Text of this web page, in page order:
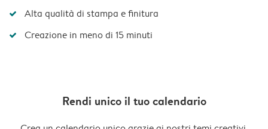
Alta qualità di stampa e finitura
Creazione in meno di 15 minuti
Rendi unico il tuo calendario